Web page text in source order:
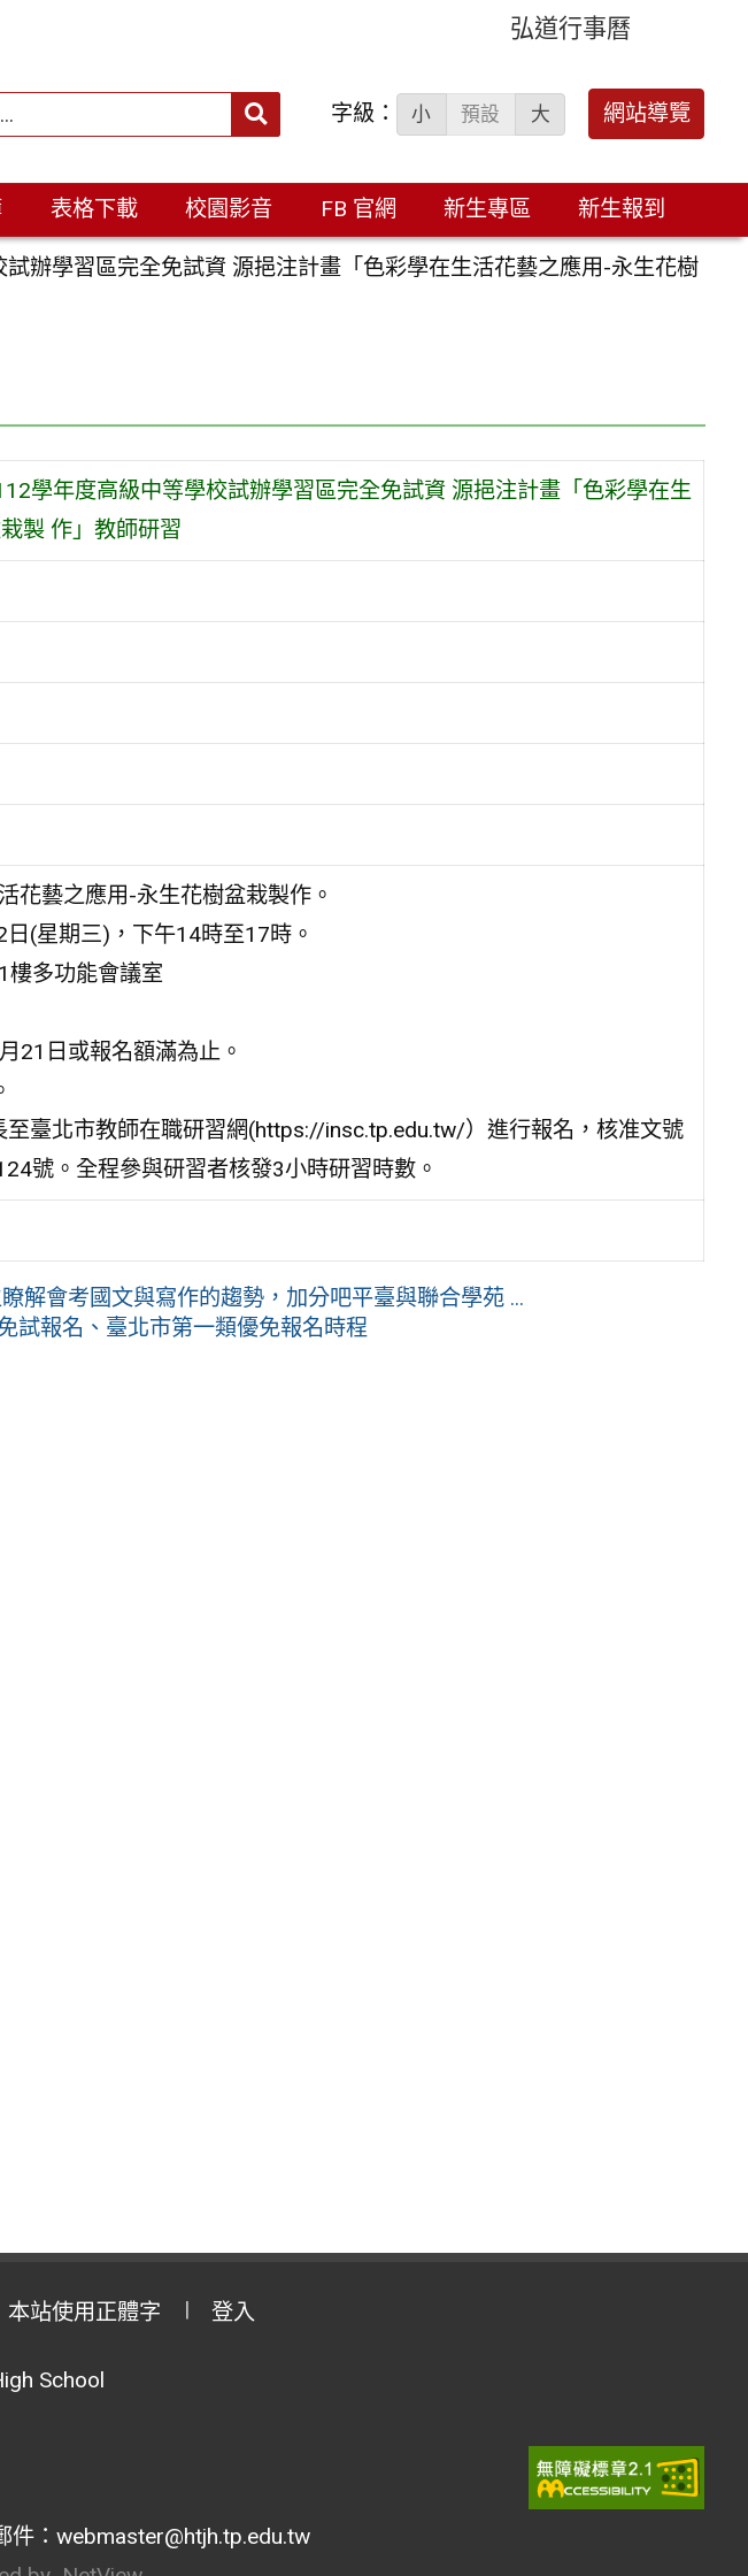
弘道行事曆
搜
字級： 小 預設 大 網站導覽
表格下載 校園影音 FB 官網 新生專區 新生報到
辦學習區完全免試資 源挹注計畫「色彩學在生活花藝之應用-永生花樹
學年度高級中等學校試辦學習區完全免試資 源挹注計畫「色彩學在生
製 作」教師研習
花藝之應用-永生花樹盆栽製作。
(星期三)，下午14時至17時。
樓多功能會議室
21日或報名額滿為止。
臺北市教師在職研習網(https://insc.tp.edu.tw/）進行報名，核准文號
號。全程參與研習者核發3小時研習時數。
解會考國文與寫作的趨勢，加分吧平臺與聯合學苑 ...
試報名、臺北市第一類優免報名時程
本站使用正體字 登入
School
：webmaster@htjh.tp.edu.tw